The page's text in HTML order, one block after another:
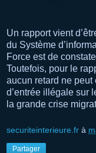
Un rapport vient
du Système
Force est de
Toutefois, pour le
aucun retard ne peut
d’entrée illégale sur
la grande crise
securiteinterieure.fr à
Partager